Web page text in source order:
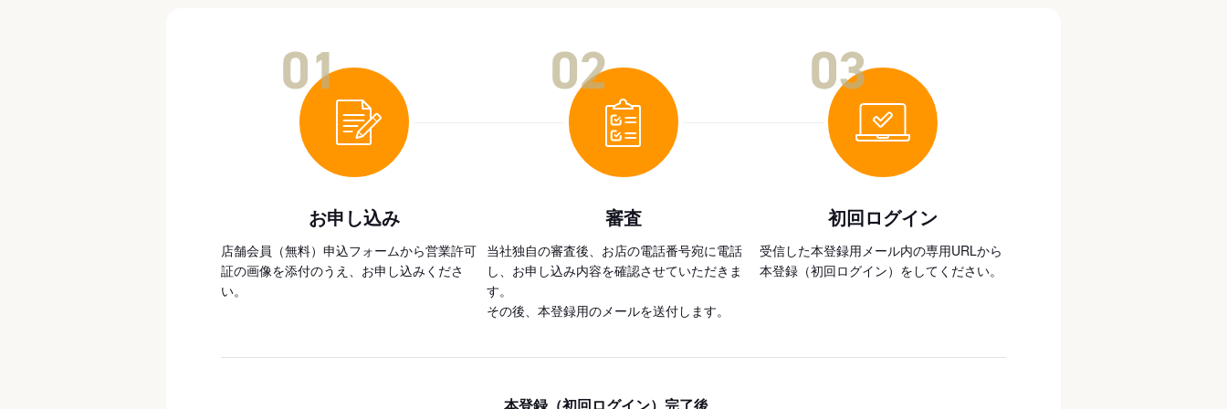
お申し込み
店舗会員（無料）申込フォームから営業許可
証の画像を添付のうえ、お申し込みくださ
い。
審査
当社独自の審査後、お店の電話番号宛に電話
し、お申し込み内容を確認させていただきま
す。
その後、本登録用のメールを送付します。
初回ログイン
受信した本登録用メール内の専用URLから
本登録（初回ログイン）をしてください。